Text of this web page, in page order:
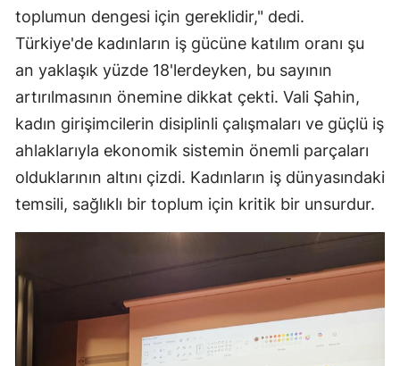
toplumun dengesi için gereklidir," dedi.
Türkiye'de kadınların iş gücüne katılım oranı şu
an yaklaşık yüzde 18'lerdeyken, bu sayının
artırılmasının önemine dikkat çekti. Vali Şahin,
kadın girişimcilerin disiplinli çalışmaları ve güçlü iş
ahlaklarıyla ekonomik sistemin önemli parçaları
olduklarının altını çizdi. Kadınların iş dünyasındaki
temsili, sağlıklı bir toplum için kritik bir unsurdur.